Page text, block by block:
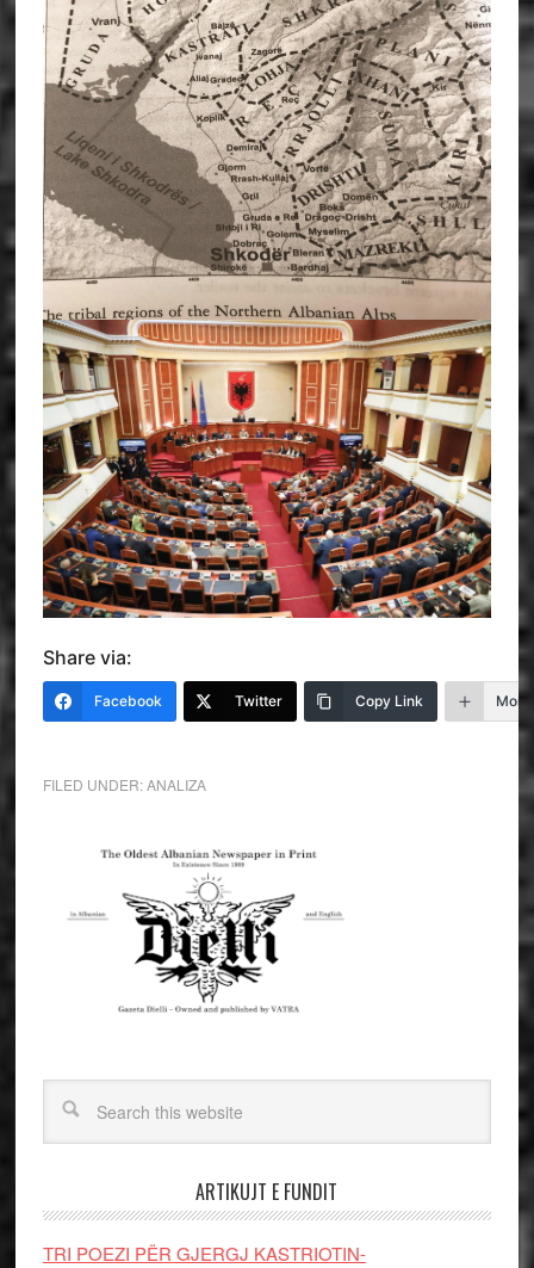
Share via:
Facebook Twitter Copy Link More
FILED UNDER:ANALIZA
ARTIKUJT E FUNDIT
TRI POEZI PËR GJERGJ KASTRIOTIN-